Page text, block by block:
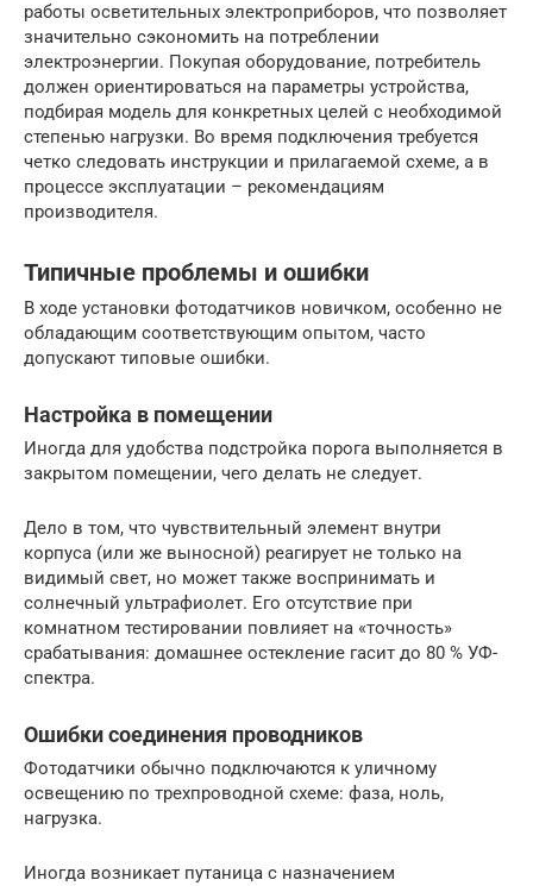
работы осветительных электроприборов, что позволяет
значительно сэкономить на потреблении
электроэнергии. Покупая оборудование, потребитель
должен ориентироваться на параметры устройства,
подбирая модель для конкретных целей с необходимой
степенью нагрузки. Во время подключения требуется
четко следовать инструкции и прилагаемой схеме, а в
процессе эксплуатации – рекомендациям
производителя.
Типичные проблемы и ошибки
В ходе установки фотодатчиков новичком, особенно не
обладающим соответствующим опытом, часто
допускают типовые ошибки.
Настройка в помещении
Иногда для удобства подстройка порога выполняется в
закрытом помещении, чего делать не следует.
Дело в том, что чувствительный элемент внутри
корпуса (или же выносной) реагирует не только на
видимый свет, но может также воспринимать и
солнечный ультрафиолет. Его отсутствие при
комнатном тестировании повлияет на «точность»
срабатывания: домашнее остекление гасит до 80 % УФ-
спектра.
Ошибки соединения проводников
Фотодатчики обычно подключаются к уличному
освещению по трехпроводной схеме: фаза, ноль,
нагрузка.
Иногда возникает путаница с назначением